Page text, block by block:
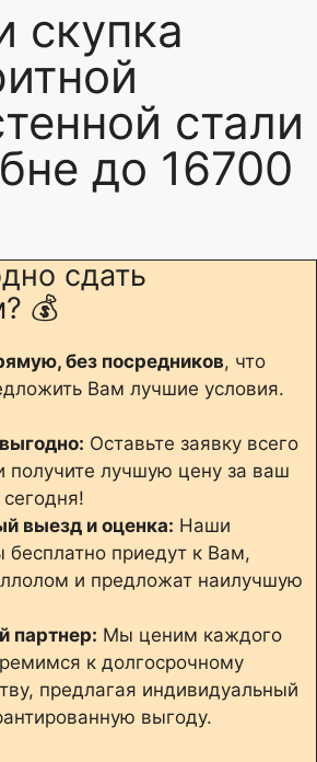
скупка
стали
до 16700
сдать
💰
без посредников, что
Вам лучшие условия.
Оставьте заявку всего
получите лучшую цену за ваш
выезд и оценка: Наши
бесплатно приедут к Вам,
и предложат наилучшую
партнер: Мы ценим каждого
к долгосрочному
предлагая индивидуальный
выгоду.